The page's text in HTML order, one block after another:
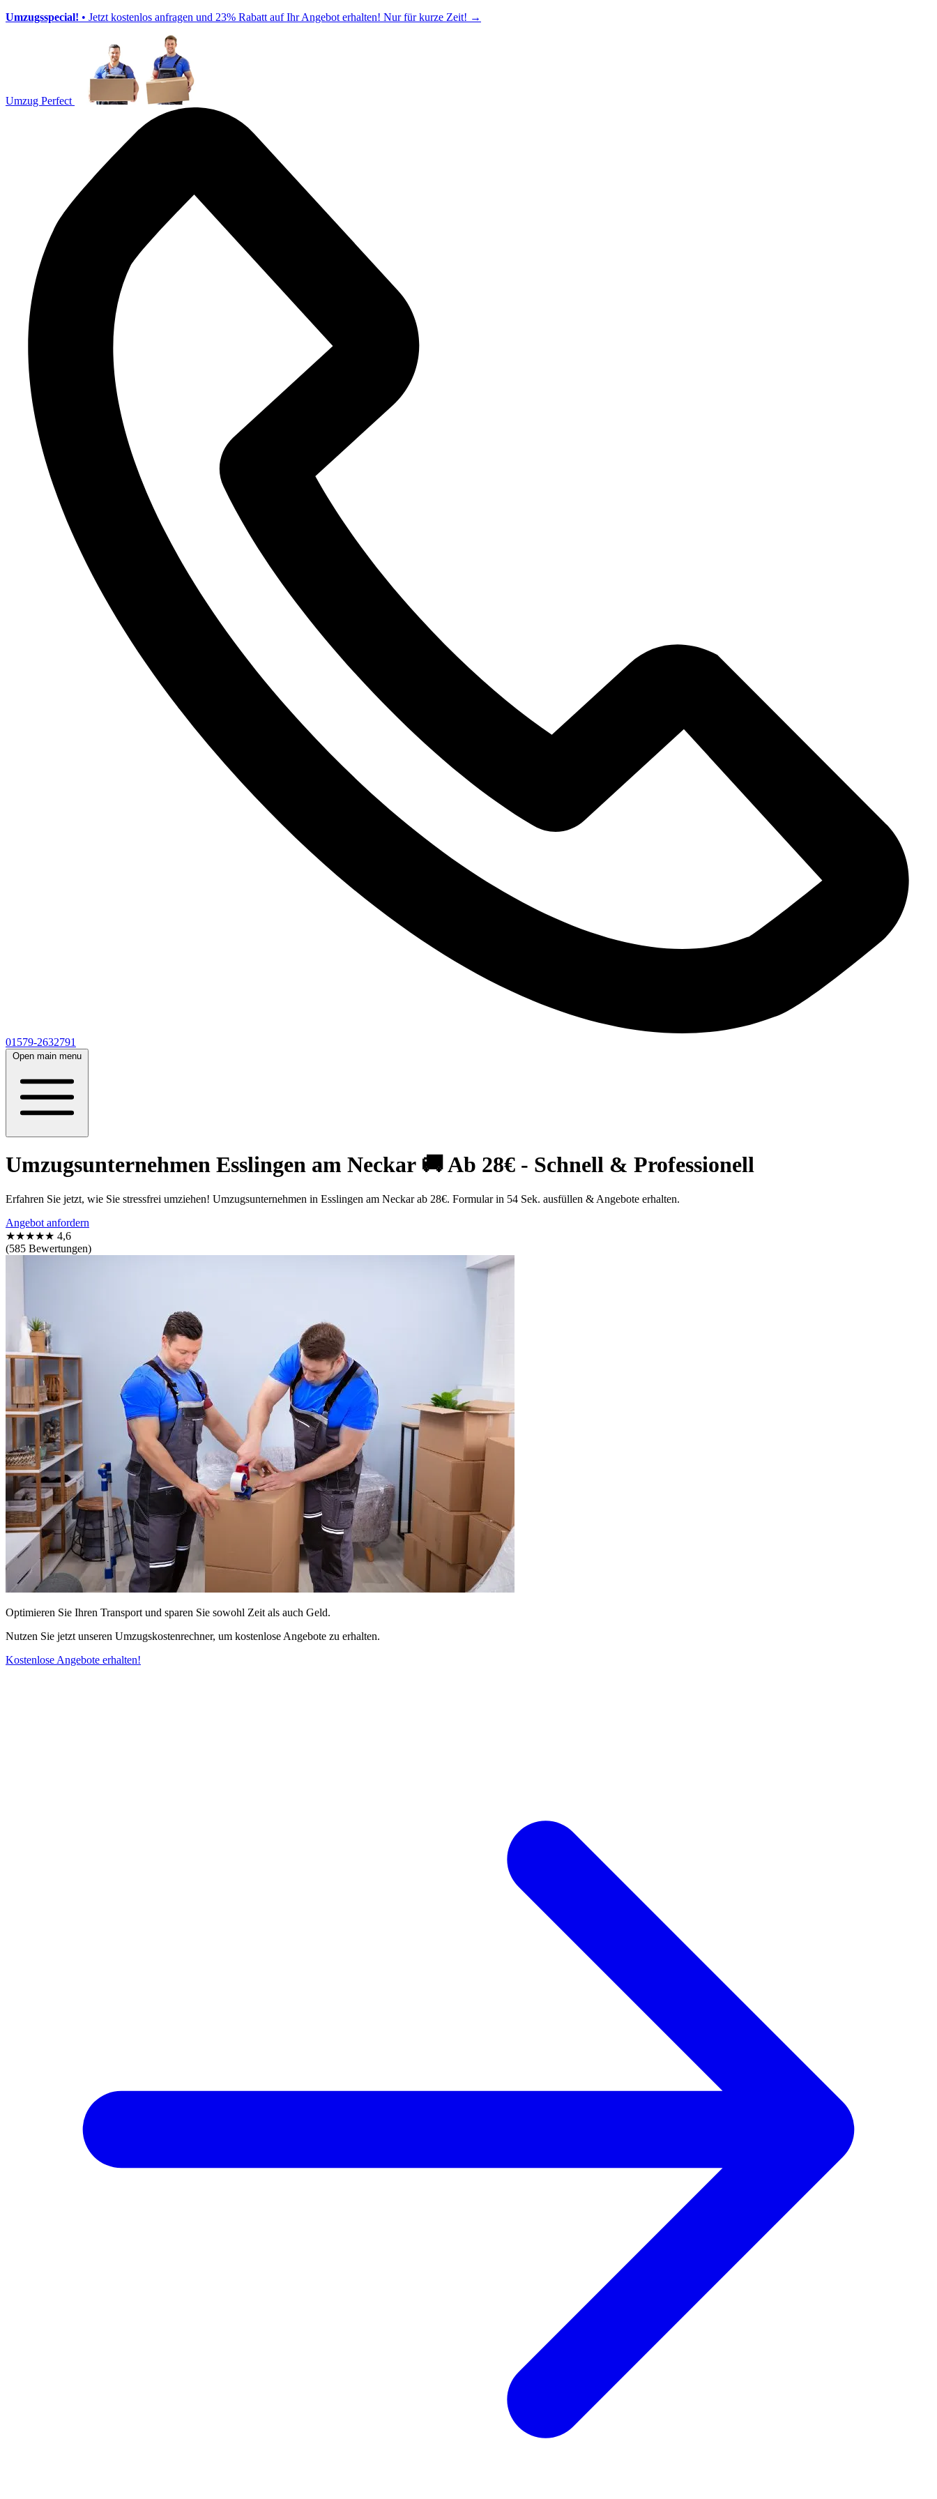
Umzugsspecial! • Jetzt kostenlos anfragen und 23% Rabatt auf Ihr Angebot erhalten! Nur für kurze Zeit! →
Umzug Perfect
01579-2632791
Open main menu
Umzugsunternehmen Esslingen am Neckar 🚚 Ab 28€ - Schnell & Professionell
Erfahren Sie jetzt, wie Sie stressfrei umziehen! Umzugsunternehmen in Esslingen am Neckar ab 28€. Formular in 54 Sek. ausfüllen & Angebote erhalten.
Angebot anfordern
★★★★★ 4,6
(585 Bewertungen)
Optimieren Sie Ihren Transport und sparen Sie sowohl Zeit als auch Geld.
Nutzen Sie jetzt unseren Umzugskostenrechner, um kostenlose Angebote zu erhalten.
Kostenlose Angebote erhalten!